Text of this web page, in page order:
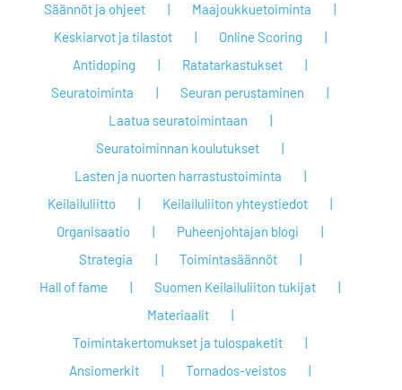
Säännöt ja ohjeet
Maajoukkuetoiminta
Keskiarvot ja tilastot
Online Scoring
Antidoping
Ratatarkastukset
Seuratoiminta
Seuran perustaminen
Laatua seuratoimintaan
Seuratoiminnan koulutukset
Lasten ja nuorten harrastustoiminta
Keilailuliitto
Keilailuliiton yhteystiedot
Organisaatio
Puheenjohtajan blogi
Strategia
Toimintasäännöt
Hall of fame
Suomen Keilailuliiton tukijat
Materiaalit
Toimintakertomukset ja tulospaketit
Ansiomerkit
Tornados-veistos